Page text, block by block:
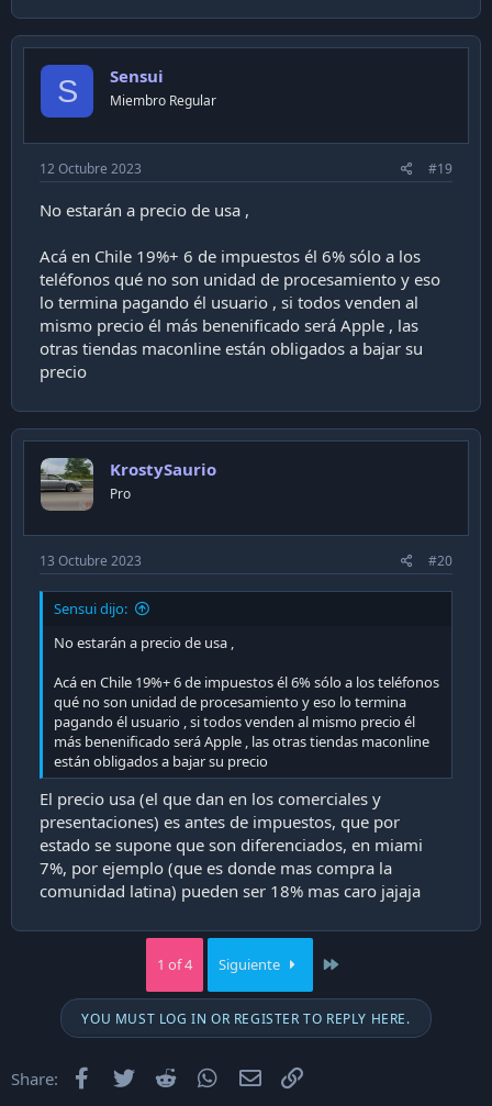
S Sensui
Miembro Regular
12 Octubre 2023 #19
No estarán a precio de usa ,
Acá en Chile 19%+ 6 de impuestos él 6% sólo a los
teléfonos qué no son unidad de procesamiento y eso
lo termina pagando él usuario , si todos venden al
mismo precio él más benenificado será Apple , las
otras tiendas maconline están obligados a bajar su
precio
KrostySaurio
Pro
13 Octubre 2023 #20
Sensui dijo:
No estarán a precio de usa ,
Acá en Chile 19%+ 6 de impuestos él 6% sólo a los teléfonos
qué no son unidad de procesamiento y eso lo termina
pagando él usuario , si todos venden al mismo precio él
más benenificado será Apple , las otras tiendas maconline
están obligados a bajar su precio
El precio usa (el que dan en los comerciales y
presentaciones) es antes de impuestos, que por
estado se supone que son diferenciados, en miami
7%, por ejemplo (que es donde mas compra la
comunidad latina) pueden ser 18% mas caro jajaja
1 of 4 Siguiente
YOU MUST LOG IN OR REGISTER TO REPLY HERE.
Share: Facebook
Twitter Reddit WhatsApp
Email